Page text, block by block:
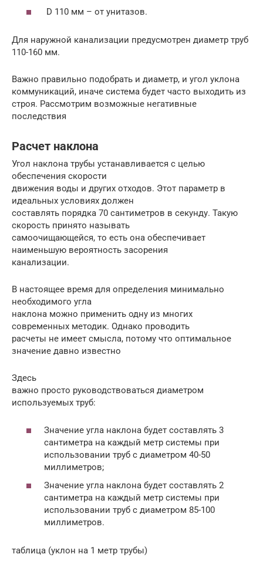
D 110 мм – от унитазов.
Для наружной канализации предусмотрен диаметр труб
110-160 мм.
Важно правильно подобрать и диаметр, и угол уклона
коммуникаций, иначе система будет часто выходить из
строя. Рассмотрим возможные негативные
последствия
Расчет наклона
Угол наклона трубы устанавливается с целью
обеспечения скорости
движения воды и других отходов. Этот параметр в
идеальных условиях должен
составлять порядка 70 сантиметров в секунду. Такую
скорость принято называть
самоочищающейся, то есть она обеспечивает
наименьшую вероятность засорения
канализации.
В настоящее время для определения минимально
необходимого угла
наклона можно применить одну из многих
современных методик. Однако проводить
расчеты не имеет смысла, потому что оптимальное
значение давно известно
Здесь
важно просто руководствоваться диаметром
используемых труб:
Значение угла наклона будет составлять 3
сантиметра на каждый метр системы при
использовании труб с диаметром 40-50
миллиметров;
Значение угла наклона будет составлять 2
сантиметра на каждый метр системы при
использовании труб с диаметром 85-100
миллиметров.
таблица (уклон на 1 метр трубы)